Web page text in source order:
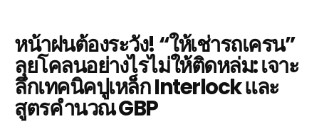
หน้าฝนต้องระวัง! “ให้เช่ารถเครน”
ลุยโคลนอย่างไรไม่ให้ติดหล่ม: เจาะ
ลึกเทคนิคปูเหล็ก Interlock และ
สูตรคำนวณ GBP